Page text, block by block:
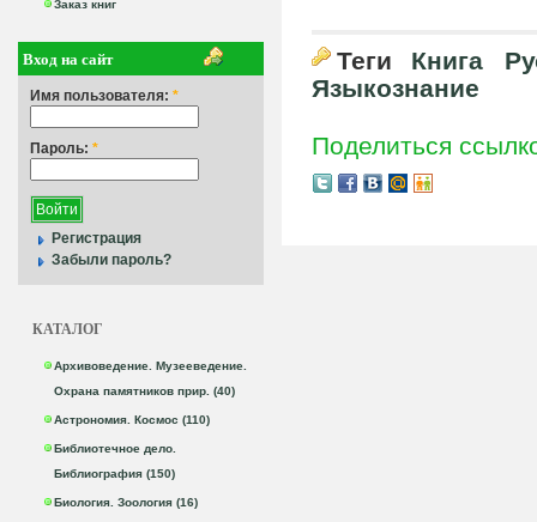
Заказ книг
Вход на сайт
Имя пользователя: *
Пароль: *
Регистрация
Забыли пароль?
КАТАЛОГ
Архивоведение. Музееведение.
Охрана памятников прир. (40)
Астрономия. Космос (110)
Библиотечное дело.
Библиография (150)
Биология. Зоология (16)
Теги Книга
Языкознание
Поделиться